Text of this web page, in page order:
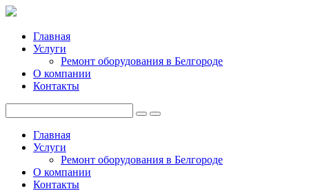
Главная
Услуги
Ремонт оборудования в Белгороде
О компании
Контакты
Главная
Услуги
Ремонт оборудования в Белгороде
О компании
Контакты